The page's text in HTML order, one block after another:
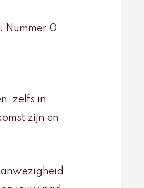
Nummer 0
zelfs in
zijn en